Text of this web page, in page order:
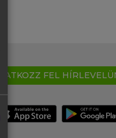
IRATKOZZ FEL